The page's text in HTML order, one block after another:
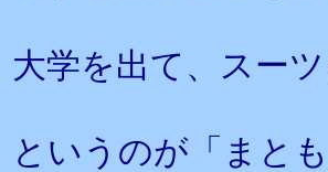
大学を出て、スー
というのが「まと